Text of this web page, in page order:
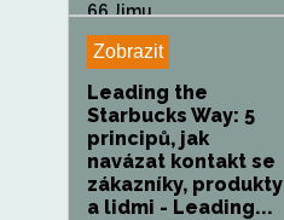
66 Jimu...
Zobrazit
Leading the
Starbucks Way: 5
principů, jak
navázat kontakt se
zákazníky, produkty
a lidmi - Leading...